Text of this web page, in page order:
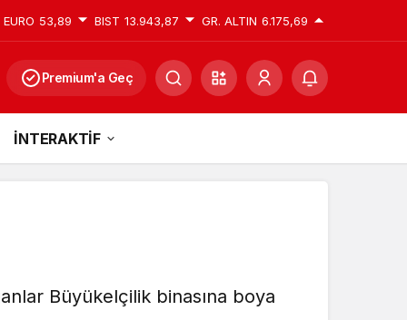
EURO 53,89 BIST 13.943,87 GR. ALTIN 6.175,69
Premium'a Geç
İNTERAKTİF
Büyükelçilik binasına boya